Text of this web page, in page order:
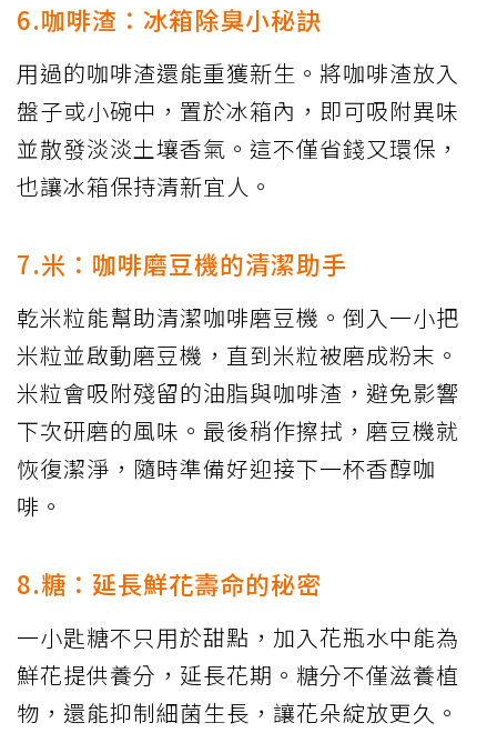
6.咖啡渣：冰箱除臭小秘訣
用過的咖啡渣還能重獲新生。將咖啡渣放入
盤子或小碗中，置於冰箱內，即可吸附異味
並散發淡淡土壤香氣。這不僅省錢又環保，
也讓冰箱保持清新宜人。
7.米：咖啡磨豆機的清潔助手
乾米粒能幫助清潔咖啡磨豆機。倒入一小把
米粒並啟動磨豆機，直到米粒被磨成粉末。
米粒會吸附殘留的油脂與咖啡渣，避免影響
下次研磨的風味。最後稍作擦拭，磨豆機就
恢復潔淨，隨時準備好迎接下一杯香醇咖
啡。
8.糖：延長鮮花壽命的秘密
一小匙糖不只用於甜點，加入花瓶水中能為
鮮花提供養分，延長花期。糖分不僅滋養植
物，還能抑制細菌生長，讓花朵綻放更久。